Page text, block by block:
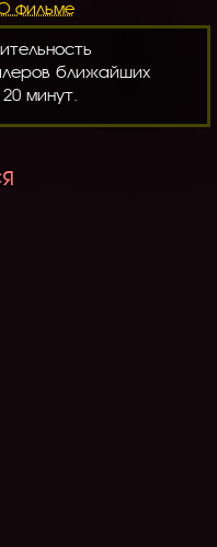
фильме
ближайших
минут.